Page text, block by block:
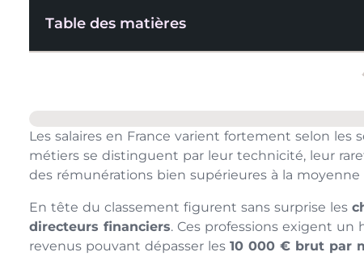
Table des matières
Les salaires en France varient fortement selon les
métiers se distinguent par leur technicité, leur
des rémunérations bien supérieures à la moyenne
En tête du classement figurent sans surprise les
directeurs financiers. Ces professions exigent un
revenus pouvant dépasser les10 000 € brut par